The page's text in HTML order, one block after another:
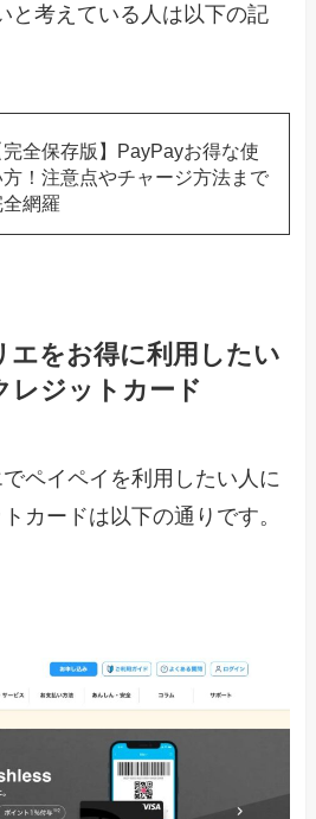
と考えている人は以下の記
完全保存版】PayPayお得な使
方！注意点やチャージ方法まで
全網羅
エをお得に利用したい
レジットカード
ペイペイを利用したい人に
カードは以下の通りです。